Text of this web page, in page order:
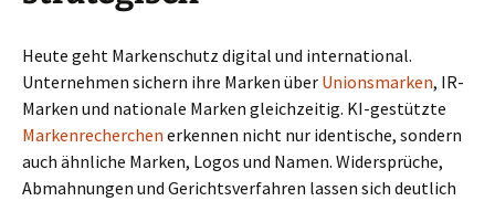
Heute geht Markenschutz digital und international.
Unternehmen sichern ihre Marken über Unionsmarken, IR-
Marken und nationale Marken gleichzeitig. KI-gestützte
Markenrecherchen erkennen nicht nur identische, sondern
auch ähnliche Marken, Logos und Namen. Widersprüche,
Abmahnungen und Gerichtsverfahren lassen sich deutlich